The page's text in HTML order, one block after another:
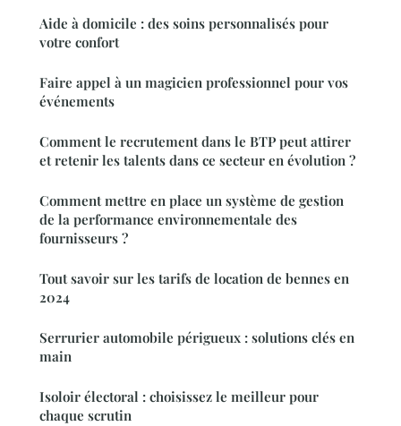
Aide à domicile : des soins personnalisés pour
votre confort
Faire appel à un magicien professionnel pour vos
événements
Comment le recrutement dans le BTP peut attirer
et retenir les talents dans ce secteur en évolution ?
Comment mettre en place un système de gestion
de la performance environnementale des
fournisseurs ?
Tout savoir sur les tarifs de location de bennes en
2024
Serrurier automobile périgueux : solutions clés en
main
Isoloir électoral : choisissez le meilleur pour
chaque scrutin